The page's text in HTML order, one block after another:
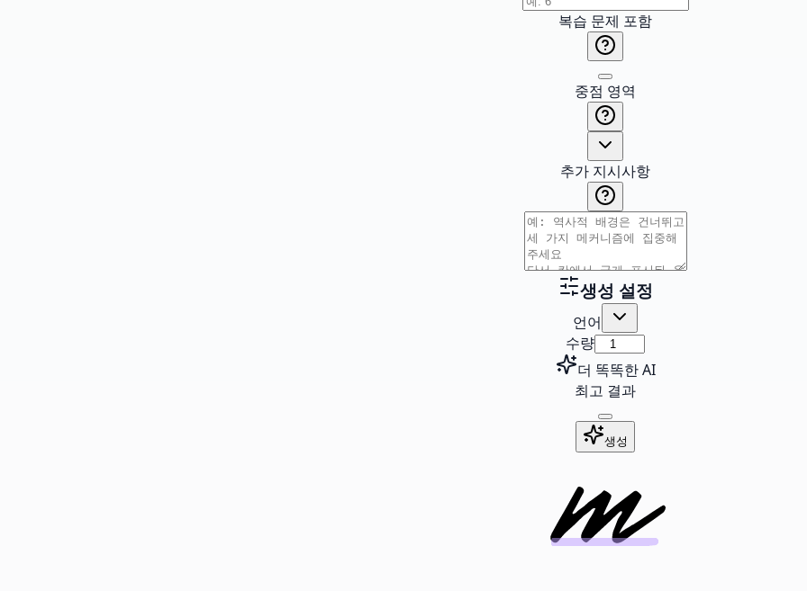
복습 문제 포함
중점 영역
추가 지시사항
생성 설정
언어
수량
더 똑똑한 AI
최고 결과
생성